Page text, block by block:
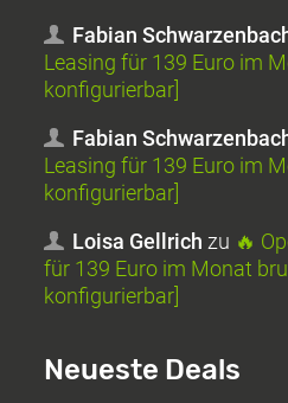
Fabian
Leasing für 139 Euro im
konfigurierbar]
Fabian
Leasing für 139 Euro im
konfigurierbar]
Loisa Gellrich zu 🔥
für 139 Euro im Monat
konfigurierbar]
Neueste Deals